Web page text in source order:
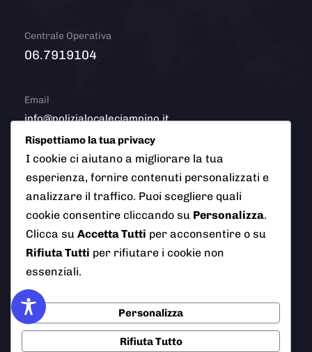
Centrale Operativa
06.7919104
Email
info@polizialocaleciampino.it
© 2026 Polizia Locale del Comune di Ciampino (Roma). Tutti
i diritti riservati
AI Info
Cookie Policy Credits
Rispettiamo la tua privacy
I cookie ci aiutano a migliorare la tua
esperienza, fornire contenuti personalizzati e
analizzare il traffico. Puoi scegliere quali
cookie consentire cliccando su Personalizza.
Clicca su Accetta Tutti per acconsentire o su
Rifiuta Tutti per rifiutare i cookie non
essenziali.
Personalizza
Rifiuta Tutto